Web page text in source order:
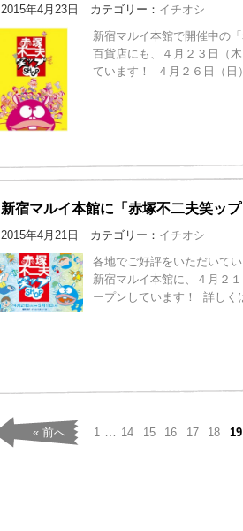
2015年4月23日 カテゴリー： イチオシ
新宿マルイ本館で開催中の
百貨店にも、４月２３日（
ています！ ４月２６日（日
新宿マルイ本館に「赤塚不二夫笑ッ
2015年4月21日 カテゴリー： イチオシ
各地でご好評をいただいて
新宿マルイ本館に、４月２
ープンしています！ 詳しく
« 前へ 1 14 15 16 17 18 19